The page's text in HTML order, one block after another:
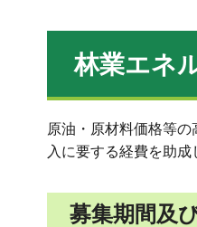
林業エネ
原油・原材料価格等
入に要する経費を助成
募集期間及